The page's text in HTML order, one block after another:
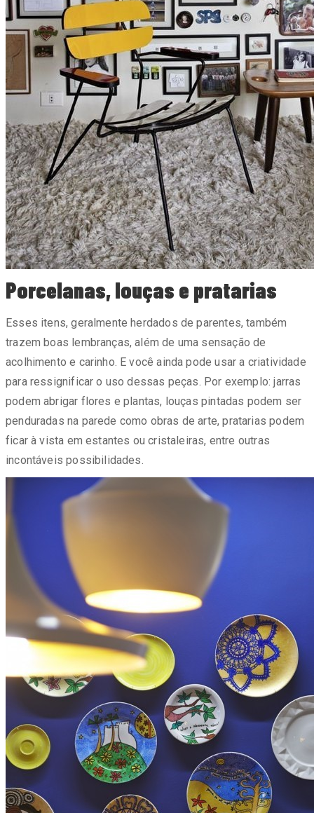
Porcelanas, louças e pratarias
Esses itens, geralmente herdados de parentes, também
trazem boas lembranças, além de uma sensação de
acolhimento e carinho. E você ainda pode usar a criatividade
para ressignificar o uso dessas peças. Por exemplo: jarras
podem abrigar flores e plantas, louças pintadas podem ser
penduradas na parede como obras de arte, pratarias podem
ficar à vista em estantes ou cristaleiras, entre outras
incontáveis possibilidades.